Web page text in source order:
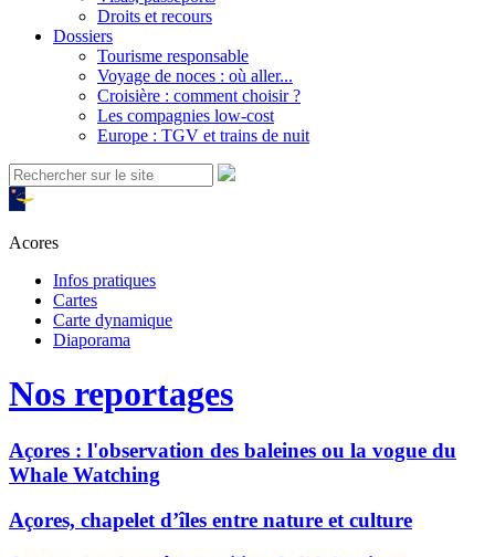
Droits et recours
Dossiers
Tourisme responsable
Voyage de noces : où aller...
Croisière : comment choisir ?
Les compagnies low-cost
Europe : TGV et trains de nuit
Acores
Infos pratiques
Cartes
Carte dynamique
Diaporama
Nos reportages
Açores : l'observation des baleines ou la vogue du
Whale Watching
Açores, chapelet d’îles entre nature et culture